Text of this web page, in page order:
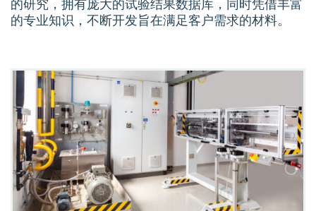
的研究，拥有庞大的试验结果数据库，同时凭借丰富
的专业知识，不断开发旨在满足客户需求的材料。